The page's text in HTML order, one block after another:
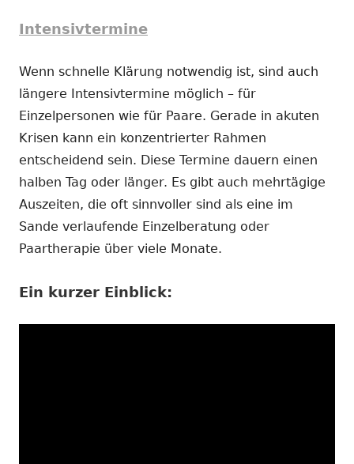
Intensivtermine
Wenn schnelle Klärung notwendig ist, sind auch
längere Intensivtermine möglich – für
Einzelpersonen wie für Paare. Gerade in akuten
Krisen kann ein konzentrierter Rahmen
entscheidend sein. Diese Termine dauern einen
halben Tag oder länger. Es gibt auch mehrtägige
Auszeiten, die oft sinnvoller sind als eine im
Sande verlaufende Einzelberatung oder
Paartherapie über viele Monate.
Ein kurzer Einblick: